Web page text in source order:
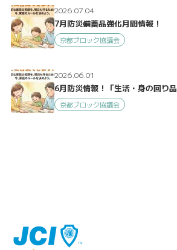
2026.07.04
7月防災備蓄品強化月間情報！
京都ブロック協議会
2026.06.01
6月防災情報！「生活・身の回り
京都ブロック協議会